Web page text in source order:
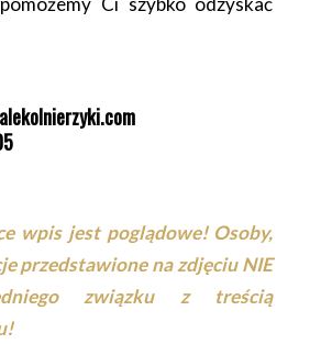
wpis jest poglądowe! Osoby,
przedstawione na zdjęciu NIE
związku z treścią